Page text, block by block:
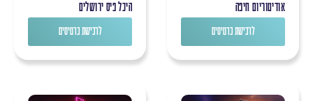
אודיטוריום חיפה
לרכישת כרטיסים
היכל פיס ירושלים
לרכישת כרטיסים